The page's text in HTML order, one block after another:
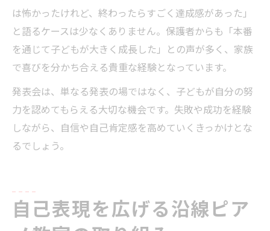
は怖かったけれど、終わったらすごく達成感があった」
と語るケースは少なくありません。保護者からも「本番
を通じて子どもが大きく成長した」との声が多く、家族
で喜びを分かち合える貴重な経験となっています。
発表会は、単なる発表の場ではなく、子どもが自分の努
力を認めてもらえる大切な機会です。失敗や成功を経験
しながら、自信や自己肯定感を高めていくきっかけとな
るでしょう。
自己表現を広げる沿線ピア